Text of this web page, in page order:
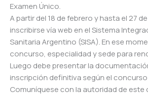
Examen Único.
A partir del 18 de febrero y hasta el 27
inscribirse vía web en el Sistema
Sanitaria Argentino (SISA). En ese
concurso, especialidad y sede para
Luego debe presentar la
inscripción definitiva según el
Comuníquese con la autoridad de este